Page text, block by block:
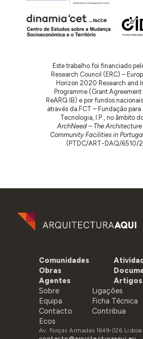
Este trabalho foi financiado
Research Council (ERC) –
Horizon 2020 Research and
Programme (Grant
ReARQ.IB) e por fundos
através da FCT – Fundação para
Tecnologia, I.P., no âmbito
ArchNeed – The
Community Facilities in
(PTDC/ART-DAQ/6510/
Comunidades
Obras
Agentes
Artigos
Sobre
Equipa
Contacto
Ecos
Ligações
Ficha Técnica
Contribua
Av. Forças Armadas 1649-026 Lisboa